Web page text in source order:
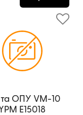
ОПУ VM-10
E15018